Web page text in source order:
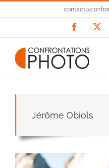
Facebook
Jérôme Obiols